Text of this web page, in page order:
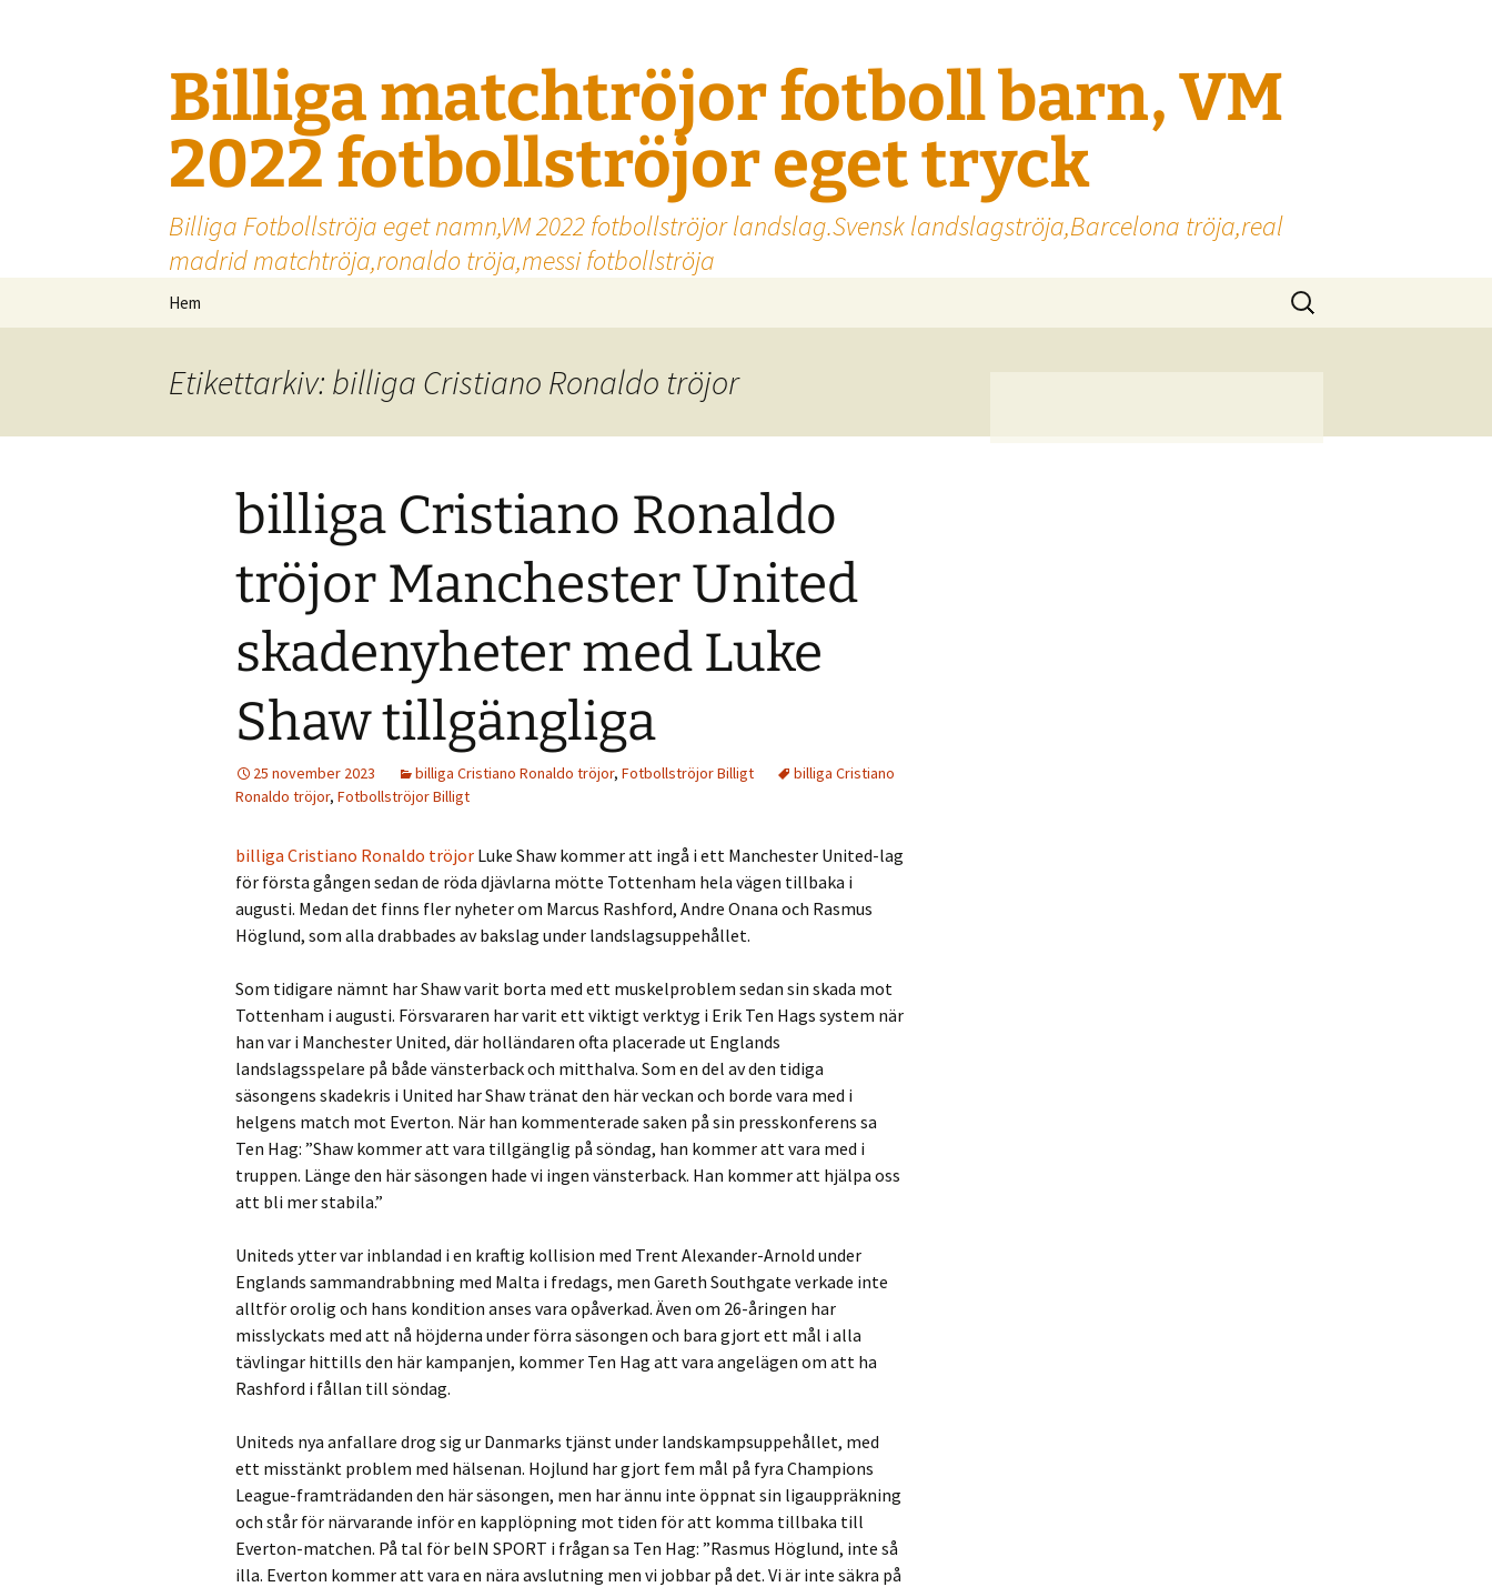
Billiga matchtröjor fotboll barn, VM
2022 fotbollströjor eget tryck
Billiga Fotbollströja eget namn,VM 2022 fotbollströjor landslag.Svensk landslagströja,Barcelona tröja,real
madrid matchtröja,ronaldo tröja,messi fotbollströja
Hem
Sök
efter:
Etikettarkiv: billiga Cristiano Ronaldo tröjor
billiga Cristiano Ronaldo
tröjor Manchester United
skadenyheter med Luke
Shaw tillgängliga
25 november 2023 billiga Cristiano Ronaldo tröjor, Fotbollströjor Billigt
billiga Cristiano
Ronaldo tröjor, Fotbollströjor Billigt
billiga Cristiano Ronaldo tröjor Luke Shaw kommer att ingå i ett Manchester United-lag
för första gången sedan de röda djävlarna mötte Tottenham hela vägen tillbaka i
augusti. Medan det finns fler nyheter om Marcus Rashford, Andre Onana och Rasmus
Höglund, som alla drabbades av bakslag under landslagsuppehållet.
Som tidigare nämnt har Shaw varit borta med ett muskelproblem sedan sin skada mot
Tottenham i augusti. Försvararen har varit ett viktigt verktyg i Erik Ten Hags system när
han var i Manchester United, där holländaren ofta placerade ut Englands
landslagsspelare på både vänsterback och mitthalva. Som en del av den tidiga
säsongens skadekris i United har Shaw tränat den här veckan och borde vara med i
helgens match mot Everton. När han kommenterade saken på sin presskonferens sa
Ten Hag: ”Shaw kommer att vara tillgänglig på söndag, han kommer att vara med i
truppen. Länge den här säsongen hade vi ingen vänsterback. Han kommer att hjälpa oss
att bli mer stabila.”
Uniteds ytter var inblandad i en kraftig kollision med Trent Alexander-Arnold under
Englands sammandrabbning med Malta i fredags, men Gareth Southgate verkade inte
alltför orolig och hans kondition anses vara opåverkad. Även om 26-åringen har
misslyckats med att nå höjderna under förra säsongen och bara gjort ett mål i alla
tävlingar hittills den här kampanjen, kommer Ten Hag att vara angelägen om att ha
Rashford i fållan till söndag.
Uniteds nya anfallare drog sig ur Danmarks tjänst under landskampsuppehållet, med
ett misstänkt problem med hälsenan. Hojlund har gjort fem mål på fyra Champions
League-framträdanden den här säsongen, men har ännu inte öppnat sin ligauppräkning
och står för närvarande inför en kapplöpning mot tiden för att komma tillbaka till
Everton-matchen. På tal för beIN SPORT i frågan sa Ten Hag: ”Rasmus Höglund, inte så
illa. Everton kommer att vara en nära avslutning men vi jobbar på det. Vi är inte säkra på